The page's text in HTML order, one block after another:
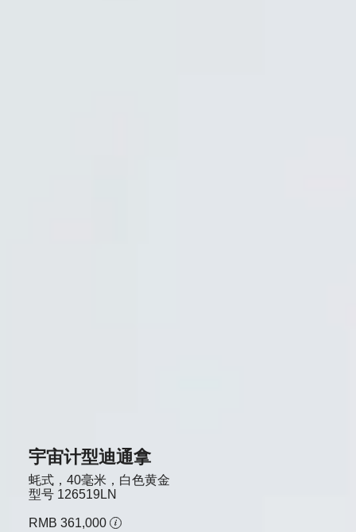
宇宙计型迪通拿
蚝式，40毫米，白色黄金
型号 126519LN
RMB 361,000